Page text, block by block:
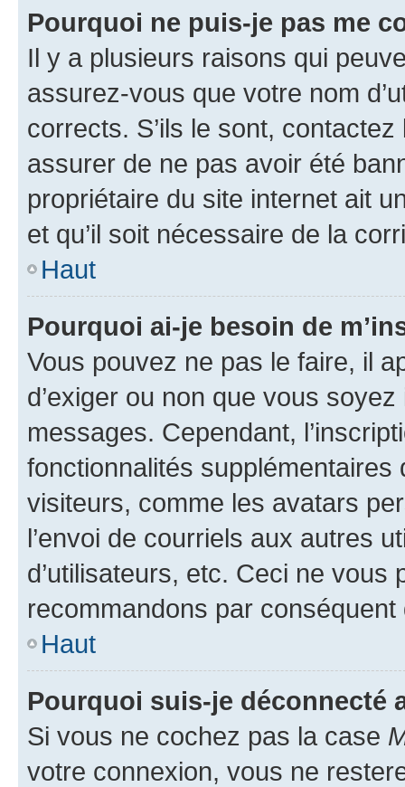
Pourquoi ne puis-je pas me
Il y a plusieurs raisons qui
assurez-vous que votre nom
corrects. S’ils le sont,
assurer de ne pas avoir été
propriétaire du site internet ait
et qu’il soit nécessaire de la
Haut
Pourquoi ai-je besoin de
Vous pouvez ne pas le faire, il
d’exiger ou non que vous
messages. Cependant,
fonctionnalités
visiteurs, comme les avatars
l’envoi de courriels aux autres
d’utilisateurs, etc. Ceci ne vous
recommandons par conséquent
Haut
Pourquoi suis-je déconnecté
Si vous ne cochez pas la case
votre connexion, vous ne